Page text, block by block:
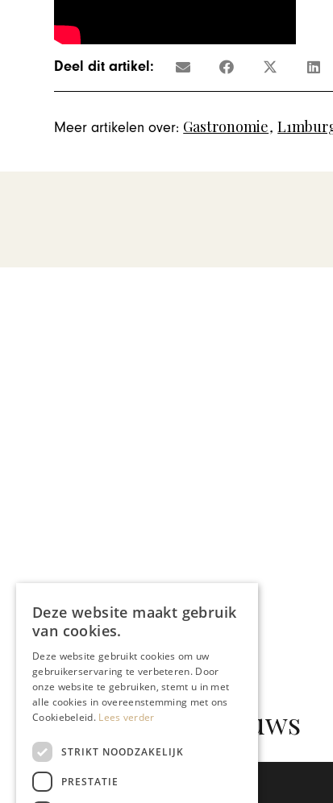
Deel dit artikel:
Meer artikelen over: Gastronomie,
Gerelateerd nieuws
Deze website maakt gebruik
van cookies.
Deze website gebruikt cookies om uw
gebruikerservaring te verbeteren. Door
onze website te gebruiken, stemt u in met
alle cookies in overeenstemming met ons
Cookiebeleid. Lees verder
STRIKT NOODZAKELIJK
PRESTATIE